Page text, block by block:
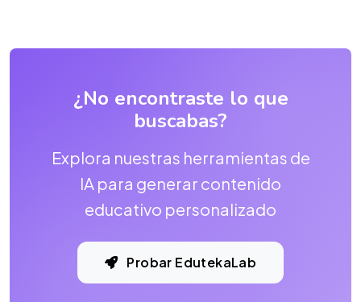
¿No encontraste lo que
buscabas?
Explora nuestras herramientas de
IA para generar contenido
educativo personalizado
Probar EdutekaLab